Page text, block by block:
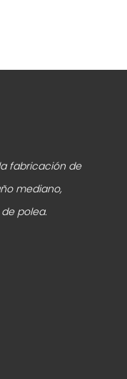
fabricación de
mediano,
polea.